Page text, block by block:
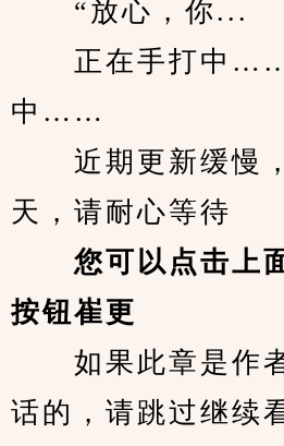
“放心，你...
正在手打中……
中……
近期更新缓慢，
天，请耐心等待
您可以点击上
按钮崔更
如果此章是作者
话的，请跳过继续